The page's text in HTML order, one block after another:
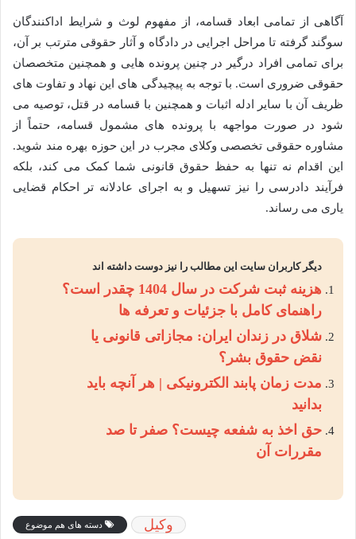
آگاهی از تمامی ابعاد قسامه، از مفهوم لوث و شرایط اداکنندگان
سوگند گرفته تا مراحل اجرایی در دادگاه و آثار حقوقی مترتب بر آن،
برای تمامی افراد درگیر در چنین پرونده هایی و همچنین متخصصان
حقوقی ضروری است. با توجه به پیچیدگی های این نهاد و تفاوت های
ظریف آن با سایر ادله اثبات و همچنین با قسامه در قتل، توصیه می
شود در صورت مواجهه با پرونده های مشمول قسامه، حتماً از
مشاوره حقوقی تخصصی وکلای مجرب در این حوزه بهره مند شوید.
این اقدام نه تنها به حفظ حقوق قانونی شما کمک می کند، بلکه
فرآیند دادرسی را نیز تسهیل و به اجرای عادلانه تر احکام قضایی
یاری می رساند.
دیگر کاربران سایت این مطالب را نیز دوست داشته اند
هزینه ثبت شرکت در سال 1404 چقدر است؟
راهنمای کامل با جزئیات و تعرفه ها
شلاق در زندان ایران: مجازاتی قانونی یا
نقض حقوق بشر؟
مدت زمان پابند الکترونیکی | هر آنچه باید
بدانید
حق اخذ به شفعه چیست؟ صفر تا صد
مقررات آن
دسته های هم موضوع وکیل